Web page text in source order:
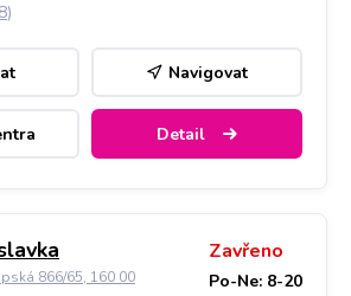
)
Navigovat
Detail
866/65, 160 00
Zavřeno
Po-Ne: 8-20